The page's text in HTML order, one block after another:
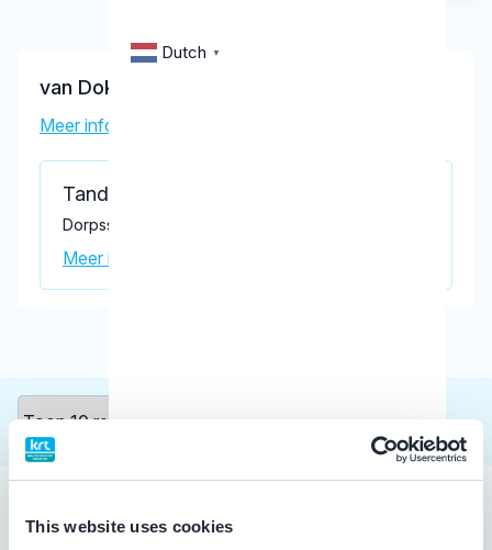
This website uses cookies
Dutch ▼
van Dokkum, J.M.
Meer informatie tandarts
Tandartsenpraktijk van Binsbergen
Dorpsstraat 414, Zuid-Schagen 1722 EG
Meer informatie praktijk
Tandarts in Zuid-schagen